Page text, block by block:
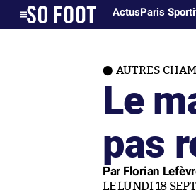
ActusParis
AUTRES
Le
pas
Par Florian
LE LUNDI 18